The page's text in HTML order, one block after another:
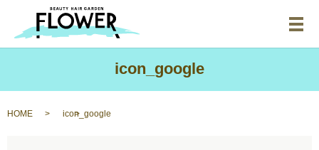
メ
icon_google
HOME icon_google